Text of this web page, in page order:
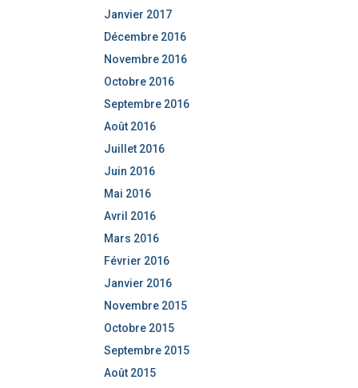
Janvier 2017
Décembre 2016
Novembre 2016
Octobre 2016
Septembre 2016
Août 2016
Juillet 2016
Juin 2016
Mai 2016
Avril 2016
Mars 2016
Février 2016
Janvier 2016
Novembre 2015
Octobre 2015
Septembre 2015
Août 2015